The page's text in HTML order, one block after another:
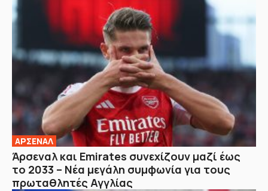
ΑΡΣΕΝΑΛ
Άρσεναλ και Emirates συνεχίζουν μαζί έως
το 2033 – Νέα μεγάλη συμφωνία για τους
πρωταθλητές Αγγλίας